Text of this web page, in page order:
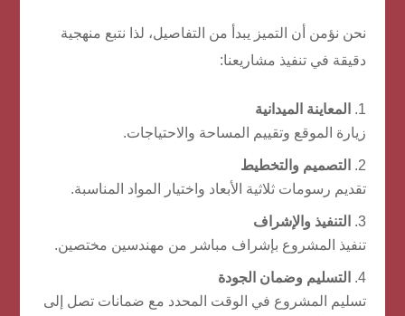
نحن نؤمن أن التميز يبدأ من التفاصيل، لذا نتبع منهجية
دقيقة في تنفيذ مشاريعنا:
المعاينة الميدانية
زيارة الموقع وتقييم المساحة والاحتياجات.
التصميم والتخطيط
تقديم رسومات ثلاثية الأبعاد واختيار المواد المناسبة.
التنفيذ والإشراف
تنفيذ المشروع بإشراف مباشر من مهندسين مختصين.
التسليم وضمان الجودة
تسليم المشروع في الوقت المحدد مع ضمانات تصل إلى